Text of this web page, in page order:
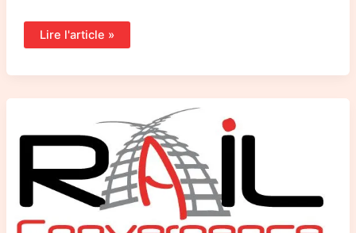
Lire l'article »
Contre
des
tarifs
transports
collectifs
en
France